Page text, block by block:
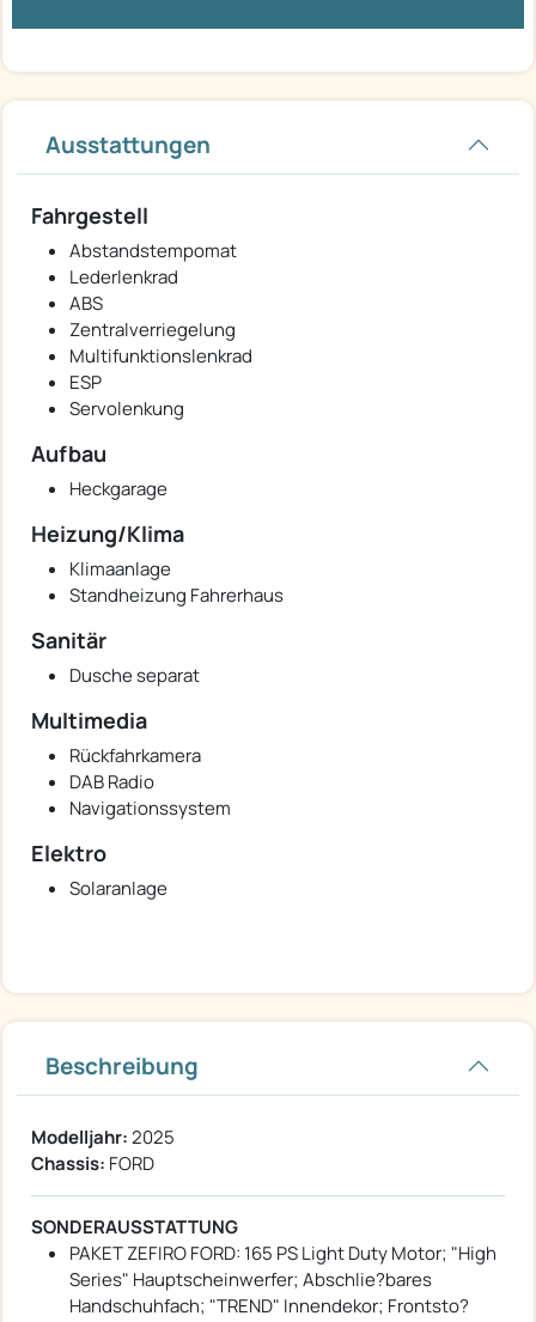
Ausstattungen
Fahrgestell
Abstandstempomat
Lederlenkrad
ABS
Zentralverriegelung
Multifunktionslenkrad
ESP
Servolenkung
Aufbau
Heckgarage
Heizung/Klima
Klimaanlage
Standheizung Fahrerhaus
Sanitär
Dusche separat
Multimedia
Rückfahrkamera
DAB Radio
Navigationssystem
Elektro
Solaranlage
Beschreibung
Modelljahr:2025
Chassis: FORD
SONDERAUSSTATTUNG
PAKET ZEFIRO FORD: 165 PS Light Duty Motor; "High
Series" Hauptscheinwerfer; Abschlie?bares
Handschuhfach; "TREND" Innendekor; Frontsto?